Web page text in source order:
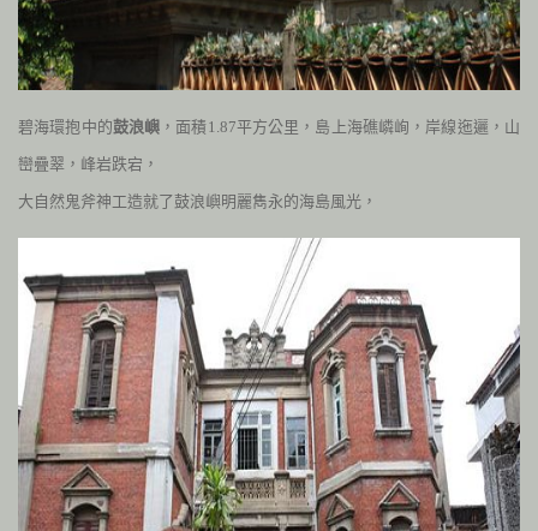
碧海環抱中的鼓浪嶼 ，面積1.87平方公里，島上海礁嶙峋，岸線迤邐，山
巒疊翠，峰岩跌宕，
大自然鬼斧神工造就了鼓浪嶼明麗雋永的海島風光，